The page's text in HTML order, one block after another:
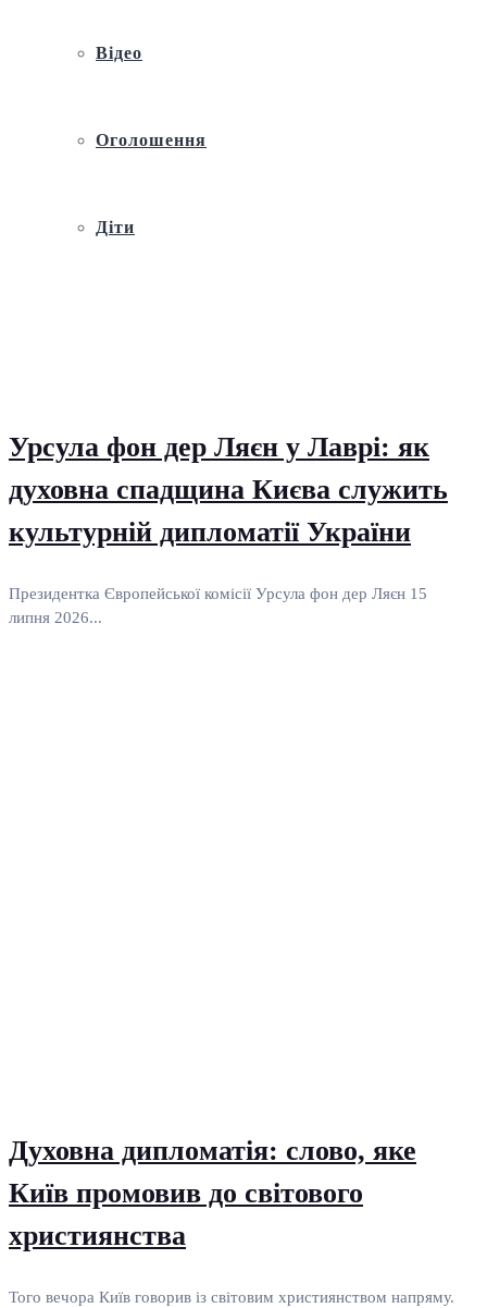
Відео
Оголошення
Діти
Урсула фон дер Ляєн у Лаврі: як
духовна спадщина Києва служить
культурній дипломатії України
Президентка Європейської комісії Урсула фон дер Ляєн 15
липня 2026...
Духовна дипломатія: слово, яке
Київ промовив до світового
християнства
Того вечора Київ говорив із світовим християнством напряму.